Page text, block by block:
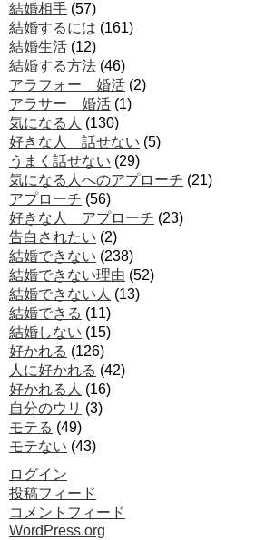
結婚相手 (57)
結婚するには (161)
結婚生活 (12)
結婚する方法 (46)
アラフォー 婚活 (2)
アラサー 婚活 (1)
気になる人 (130)
好きな人 話せない (5)
うまく話せない (29)
気になる人へのアプローチ (21)
アプローチ (56)
好きな人 アプローチ (23)
告白されたい (2)
結婚できない (238)
結婚できない理由 (52)
結婚できない人 (13)
結婚できる (11)
結婚しない (15)
好かれる (126)
人に好かれる (42)
好かれる人 (16)
自分のウリ (3)
モテる (49)
モテない (43)
ログイン
投稿フィード
コメントフィード
WordPress.org